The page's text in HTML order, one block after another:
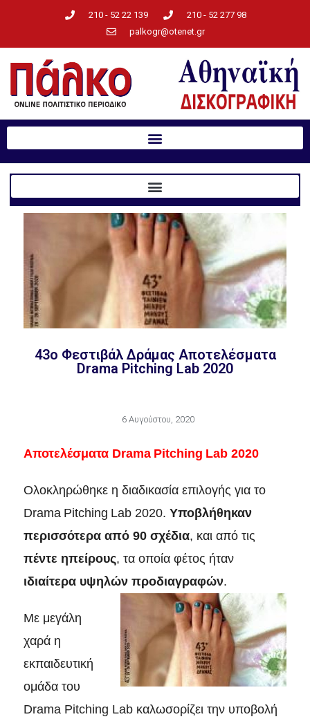
210 - 52 22 139
210 - 52 277 98
palkogr@otenet.gr
43ο Φεστιβάλ Δράμας Αποτελέσματα
Drama Pitching Lab 2020
6 Αυγούστου, 2020
Αποτελέσματα Drama Pitching Lab2020
Ολοκληρώθηκε η διαδικασία επιλογής για το
Drama Pitching Lab2020. Υποβλήθηκαν
περισσότερα από 90 σχέδια, και από τις
πέντε ηπείρους, τα οποία φέτος ήταν
ιδιαίτερα υψηλών προδιαγραφών.
Με μεγάλη
χαρά η
εκπαιδευτική
ομάδα του
Drama Pitching Lab καλωσορίζει την υποβολή